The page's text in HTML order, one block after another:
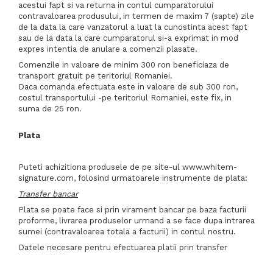
acestui fapt si va returna in contul cumparatorului
contravaloarea produsului, in termen de maxim 7 (sapte) zile
de la data la care vanzatorul a luat la cunostinta acest fapt
sau de la data la care cumparatorul si-a exprimat in mod
expres intentia de anulare a comenzii plasate.
Comenzile in valoare de minim 300 ron beneficiaza de
transport gratuit pe teritoriul Romaniei.
Daca comanda efectuata este in valoare de sub 300 ron,
costul transportului -pe teritoriul Romaniei, este fix, in
suma de 25 ron.
Plata
Puteti achizitiona produsele de pe site-ul www.whitem-
signature.com, folosind urmatoarele instrumente de plata:
Transfer bancar
Plata se poate face si prin virament bancar pe baza facturii
proforme, livrarea produselor urmand a se face dupa intrarea
sumei (contravaloarea totala a facturii) in contul nostru.
Datele necesare pentru efectuarea platii prin transfer